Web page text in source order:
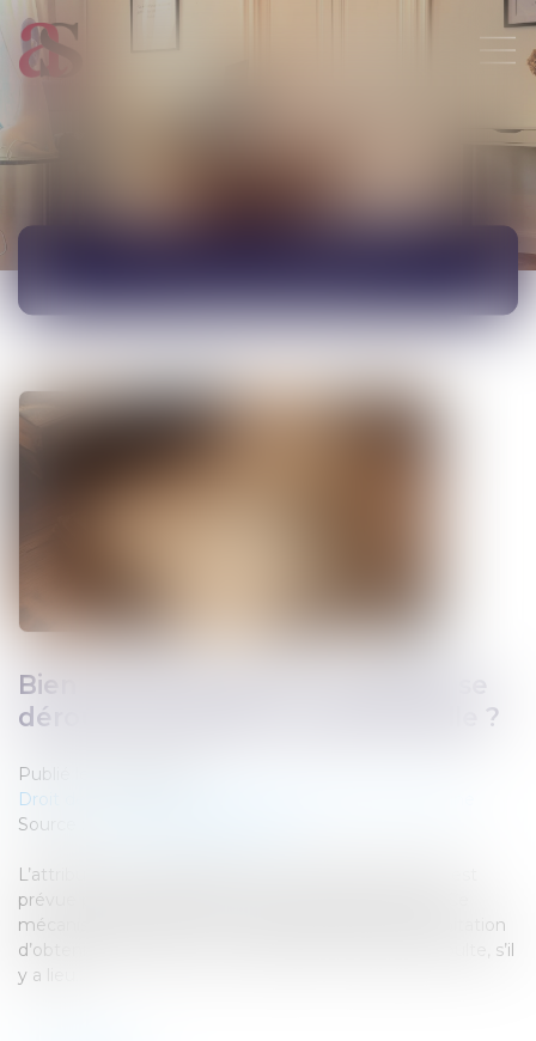
Bien grevé d’usufruit : comment se
déroule l’attribution préférentielle ?
Publié le :
Droit de la famille, des personnes et de leur patrimoine
Source :
L’attribution préférentielle d’une entreprise agricole est
prévue par les articles 831 et suivants du Code civil. Ce
mécanisme permet à un héritier participant à l’exploitation
d’obtenir certains biens successoraux à charge de soulte, s’il
y a lieu...